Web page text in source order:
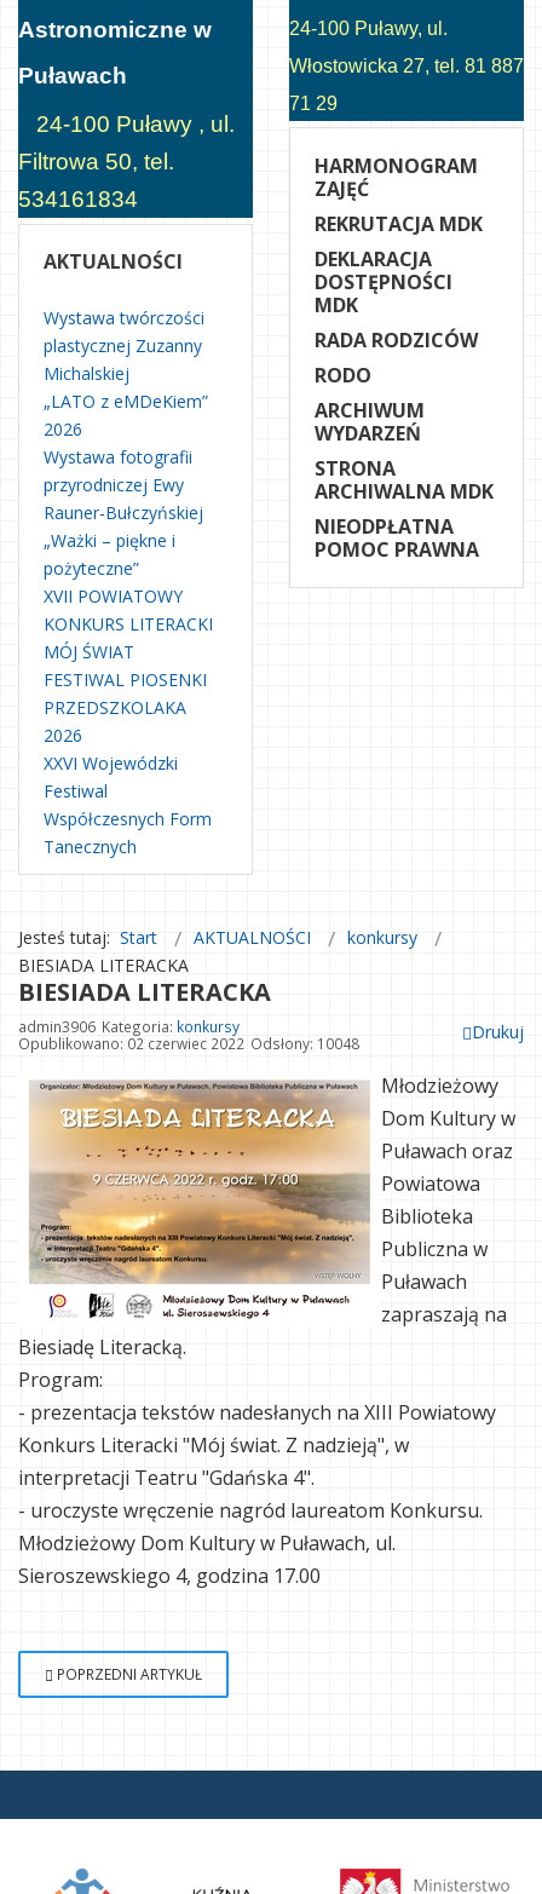
Astronomiczne w
Puławach
24-100 Puławy , ul.
Filtrowa 50, tel.
534161834
AKTUALNOŚCI
Wystawa twórczości
plastycznej Zuzanny
Michalskiej
„LATO z eMDeKiem”
2026
Wystawa fotografii
przyrodniczej Ewy
Rauner-Bułczyńskiej
„Ważki – piękne i
pożyteczne”
XVII POWIATOWY
KONKURS LITERACKI
MÓJ ŚWIAT
FESTIWAL PIOSENKI
PRZEDSZKOLAKA
2026
XXVI Wojewódzki
Festiwal
Współczesnych Form
Tanecznych
24-100 Puławy, ul.
Włostowicka 27, tel. 81 887
71 29
HARMONOGRAM
ZAJĘĆ
REKRUTACJA MDK
DEKLARACJA
DOSTĘPNOŚCI
MDK
RADA RODZICÓW
RODO
ARCHIWUM
WYDARZEŃ
STRONA
ARCHIWALNA MDK
NIEODPŁATNA
POMOC PRAWNA
Jesteś tutaj: Start AKTUALNOŚCI
konkursy
BIESIADA LITERACKA
BIESIADA LITERACKA
Drukuj
admin3906 Kategoria: konkursy
Opublikowano: 02 czerwiec 2022 Odsłony: 10048
Młodzieżowy
Dom Kultury w
Puławach oraz
Powiatowa
Biblioteka
Publiczna w
Puławach
zapraszają na
Biesiadę Literacką.
Program:
- prezentacja tekstów nadesłanych na XIII Powiatowy
Konkurs Literacki "Mój świat. Z nadzieją", w
interpretacji Teatru "Gdańska 4".
- uroczyste wręczenie nagród laureatom Konkursu.
Młodzieżowy Dom Kultury w Puławach, ul.
Sieroszewskiego 4, godzina 17.00
POPRZEDNI ARTYKUŁ